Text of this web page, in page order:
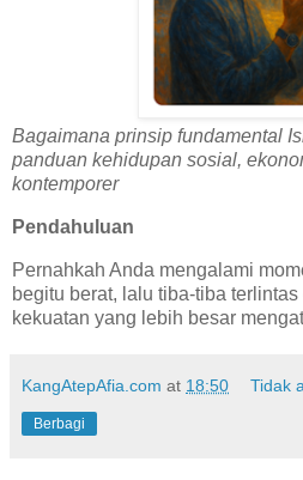
Bagaimana prinsip fundamental
panduan kehidupan sosial,
kontemporer
Pendahuluan
Pernahkah Anda mengalami
begitu berat, lalu tiba-tiba
kekuatan yang lebih besar
KangAtepAfia.com at 18:50 Tidak
Berbagi